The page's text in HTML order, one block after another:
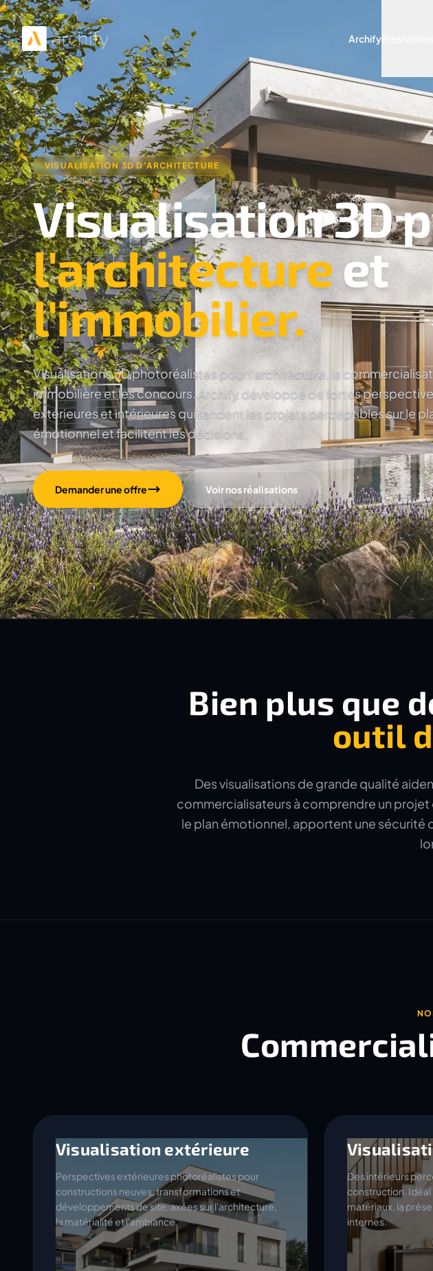
ArchifyPrestations
VISUALISATION 3D D'ARCHITECTURE
Visualisation 3D
l'architectureet
l'immobilier.
Visualisations 3D photoréalistes pour l'architecture, la
immobilière et les concours. Archify développe de fortes
extérieures et intérieures qui rendent les projets perceptibles sur le
émotionnel et facilitent les décisions.
Demander une offre Voir nos réalisations
Bien plus que
outil
Des visualisations de grande qualité
commercialisateurs à comprendre un
le plan émotionnel, apportent une
Visualisation extérieure
Perspectives extérieures photoréalistes pour
constructions neuves, transformations et
développements de site, axées sur l'architecture,
la matérialité et l'ambiance.
Des intérieurs
construction. Idéal
matériaux, la
internes.